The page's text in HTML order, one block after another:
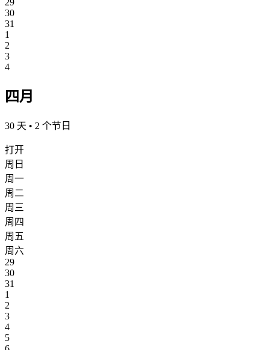
30
31
1
2
3
4
四月
30 天 • 2 个节日
打开
周日
周一
周二
周三
周四
周五
周六
29
30
31
1
2
3
4
5